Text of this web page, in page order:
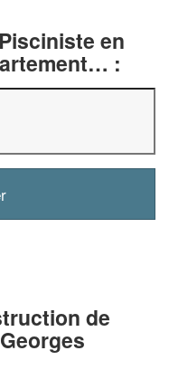
en
:
de
êtes un
?
clients!
En savoir plus